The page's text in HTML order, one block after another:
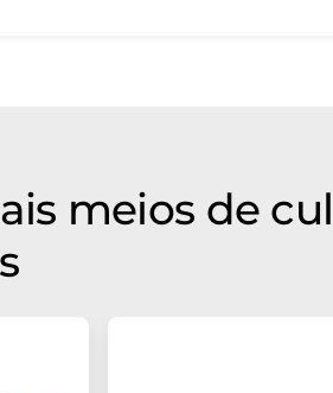
meios de